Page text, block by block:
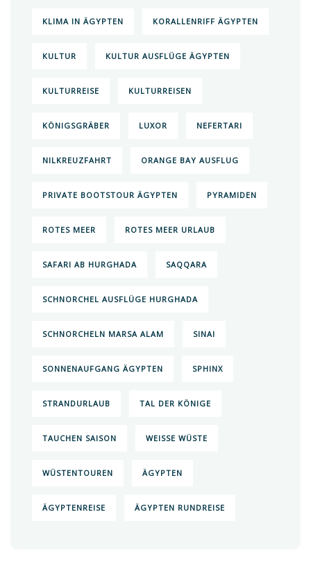
KLIMA IN ÄGYPTEN KORALLENRIFF ÄGYPTEN
KULTUR KULTUR AUSFLÜGE ÄGYPTEN
KULTURREISE KULTURREISEN
KÖNIGSGRÄBER LUXOR NEFERTARI
NILKREUZFAHRT ORANGE BAY AUSFLUG
PRIVATE BOOTSTOUR ÄGYPTEN PYRAMIDEN
ROTES MEER ROTES MEER URLAUB
SAFARI AB HURGHADA SAQQARA
SCHNORCHEL AUSFLÜGE HURGHADA
SCHNORCHELN MARSA ALAM SINAI
SONNENAUFGANG ÄGYPTEN SPHINX
STRANDURLAUB TAL DER KÖNIGE
TAUCHEN SAISON WEISSE WÜSTE
WÜSTENTOUREN ÄGYPTEN
ÄGYPTENREISE ÄGYPTEN RUNDREISE